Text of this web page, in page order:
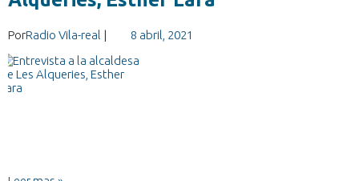
PorRadio Vila-real | 8 abril, 2021